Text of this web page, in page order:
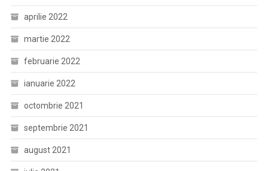
aprilie 2022
martie 2022
februarie 2022
ianuarie 2022
octombrie 2021
septembrie 2021
august 2021